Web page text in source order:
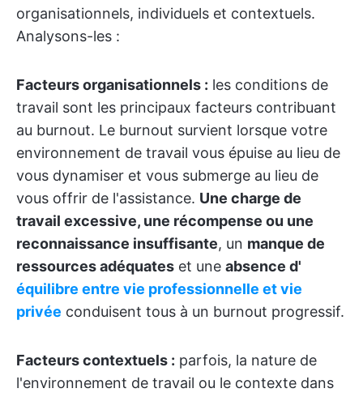
organisationnels, individuels et contextuels.
Analysons-les :
Facteurs organisationnels : les conditions de
travail sont les principaux facteurs contribuant
au burnout. Le burnout survient lorsque votre
environnement de travail vous épuise au lieu de
vous dynamiser et vous submerge au lieu de
vous offrir de l'assistance. Une charge de
travail excessive, une récompense ou une
reconnaissance insuffisante, un manque de
ressources adéquates et une absence d'
équilibre entre vie professionnelle et vie
privée conduisent tous à un burnout progressif.
Facteurs contextuels : parfois, la nature de
l'environnement de travail ou le contexte dans